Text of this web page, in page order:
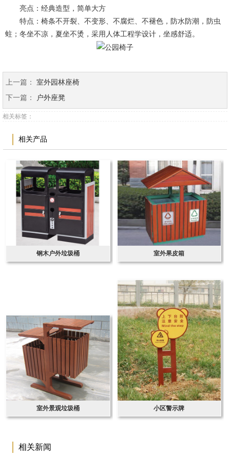
亮点：经典造型，简单大方
特点：椅条不开裂、不变形、不腐烂、不褪色，防水防潮，防虫
蛀；冬坐不凉，夏坐不烫，采用人体工程学设计，坐感舒适。
上一篇： 室外园林座椅
下一篇：
户外座凳
相关标签：
相关产品
钢木户外垃圾桶 室外果皮箱
室外景观垃圾桶 小区警示牌
相关新闻